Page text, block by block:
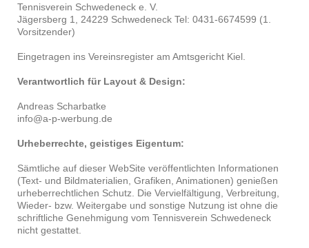
Tennisverein Schwedeneck e. V.
Jägersberg 1, 24229 Schwedeneck Tel: 0431-6674599 (1.
Vorsitzender)
Eingetragen ins Vereinsregister am Amtsgericht Kiel.
Verantwortlich für Layout & Design:
Andreas Scharbatke
info@a-p-werbung.de
Urheberrechte, geistiges Eigentum:
Sämtliche auf dieser WebSite veröffentlichten Informationen
(Text- und Bildmaterialien, Grafiken, Animationen) genießen
urheberrechtlichen Schutz. Die Vervielfältigung, Verbreitung,
Wieder- bzw. Weitergabe und sonstige Nutzung ist ohne die
schriftliche Genehmigung vom Tennisverein Schwedeneck
nicht gestattet.